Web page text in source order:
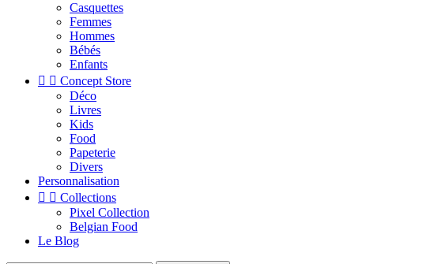
Casquettes
Femmes
Hommes
Bébés
Enfants
  Concept Store
Déco
Livres
Kids
Food
Papeterie
Divers
Personnalisation
  Collections
Pixel Collection
Belgian Food
Le Blog